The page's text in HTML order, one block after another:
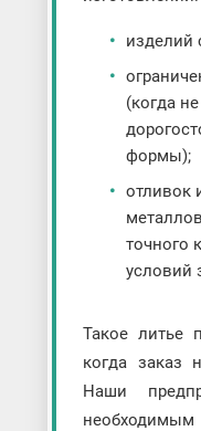
изделий
(когда
формы);
отливок
точного
условий
Такое литье
когда заказ
Наши